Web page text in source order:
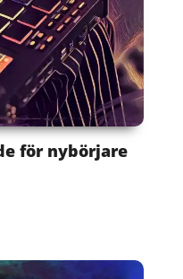
för nybörjare